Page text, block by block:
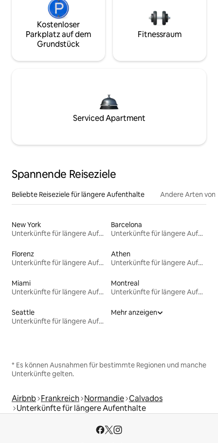
Kostenloser
Parkplatz auf dem
Grundstück
Fitnessraum
Serviced Apartment
Spannende Reiseziele
Beliebte Reiseziele für längere Aufenthalte Andere Arten
New York
Unterkünfte für längere Aufenthalte
Barcelona
Unterkünfte für längere Aufenthalte
Florenz
Unterkünfte für längere Aufenthalte
Athen
Unterkünfte für längere Aufenthalte
Miami
Unterkünfte für längere Aufenthalte
Montreal
Unterkünfte für längere Aufenthalte
Seattle
Unterkünfte für längere Aufenthalte
Mehr anzeigen
* Es können Ausnahmen für bestimmte Regionen und manche
Unterkünfte gelten.
Airbnb Frankreich Normandie Calvados
Unterkünfte für längere Aufenthalte